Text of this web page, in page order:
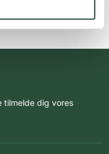
tilmelde dig vores